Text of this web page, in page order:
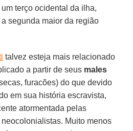
terço ocidental da ilha,
a segunda maior da região
talvez esteja mais relacionado
a partir de seus males
furacões) do que devido
em sua história escravista,
atormentada pelas
Muito menos